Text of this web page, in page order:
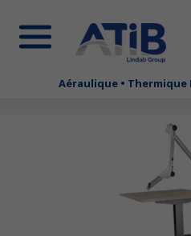
Aéraulique •